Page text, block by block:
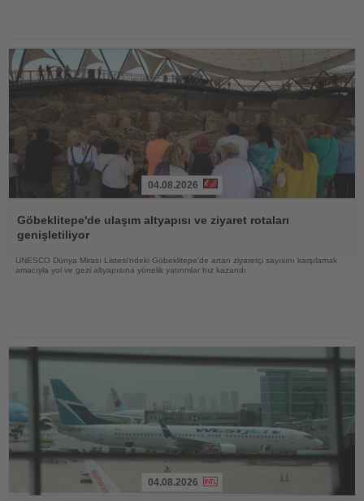
Oku
04.08.2026
Göbeklitepe'de ulaşım altyapısı ve ziyaret rotaları
genişletiliyor
UNESCO Dünya Mirası Listesi'ndeki Göbeklitepe'de artan ziyaretçi sayısını karşılamak
amacıyla yol ve gezi altyapısına yönelik yatırımlar hız kazandı
04.08.2026